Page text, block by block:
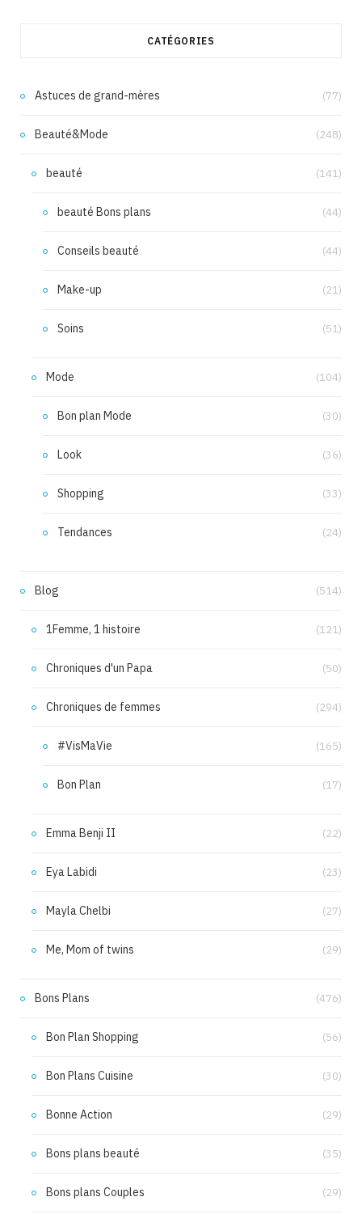
CATÉGORIES
Astuces de grand-mères (77)
Beauté&Mode (248)
beauté (141)
beauté Bons plans (44)
Conseils beauté (44)
Make-up (21)
Soins (51)
Mode (104)
Bon plan Mode (30)
Look (36)
Shopping (33)
Tendances (24)
Blog (514)
1Femme, 1 histoire (121)
Chroniques d'un Papa (50)
Chroniques de femmes (294)
#VisMaVie (165)
Bon Plan (17)
Emma Benji II (22)
Eya Labidi (23)
Mayla Chelbi (27)
Me, Mom of twins (29)
Bons Plans (476)
Bon Plan Shopping (56)
Bon Plans Cuisine (30)
Bonne Action (29)
Bons plans beauté (35)
Bons plans Couples (29)